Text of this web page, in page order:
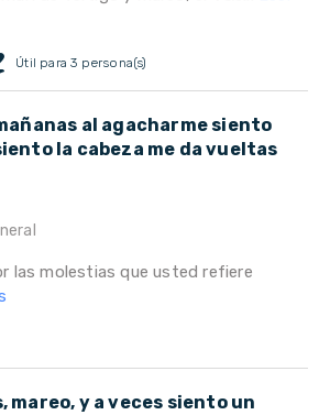
Útil para 3 persona(s)
al agacharme siento
la cabeza me da vueltas
las molestias que usted refiere
mareo, y a veces siento un